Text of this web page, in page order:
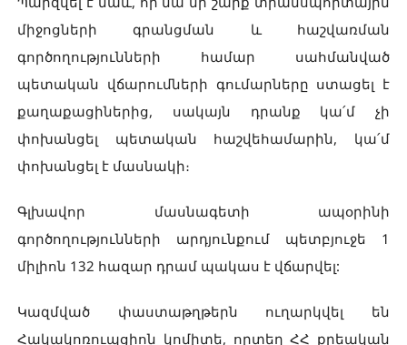
միջոցների գրանցման և հաշվառման
գործողությունների համար սահմանված
պետական վճարումների գումարները ստացել է
քաղաքացիներից, սակայն դրանք կա՛մ չի
փոխանցել պետական հաշվեհամարին, կա՛մ
փոխանցել է մասնակի։
Գլխավոր մասնագետի ապօրինի
գործողությունների արդյունքում պետբյուջե 1
միլիոն 132 հազար դրամ պակաս է վճարվել:
Կազմված փաստաթղթերն ուղարկվել են
Հակակոռուպցիոն կոմիտե, որտեղ ՀՀ քրեական